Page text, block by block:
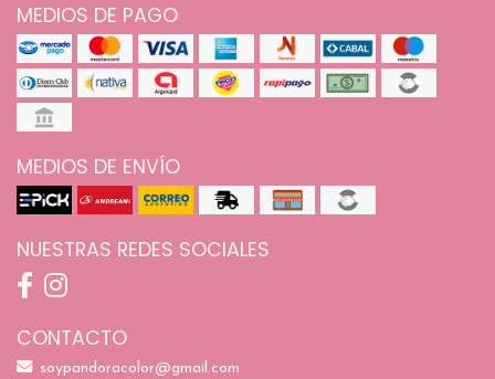
MEDIOS DE PAGO
MEDIOS DE ENVÍO
NUESTRAS REDES SOCIALES
CONTACTO
soypandoracolor@gmail.com